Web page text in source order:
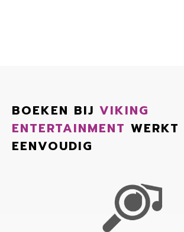
BOEKEN BIJ VIKING
ENTERTAINMENT WERKT
EENVOUDIG